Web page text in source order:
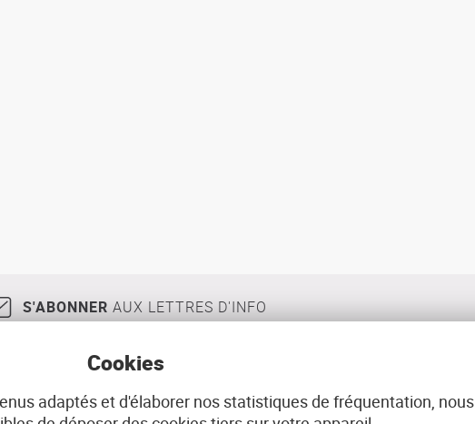
S'ABONNER AUX LETTRES D'INFO
Jaurès 29200 BREST 02 98 33 51 71 CONTACT
Cookies
adaptés et d'élaborer nos statistiques de fréquentation, nous